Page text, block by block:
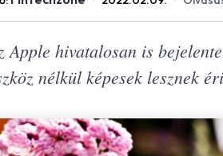
Apple hivatalosan is
nélkül képesek lesznek